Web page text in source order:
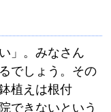
」。みなさん
でしょう。その
植えは根付
できないという